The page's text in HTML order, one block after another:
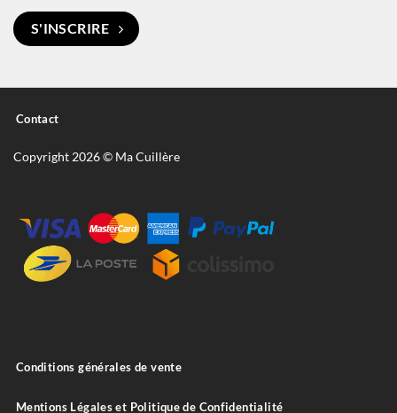
S'INSCRIRE
Contact
Copyright 2026 © Ma Cuillère
Conditions générales de vente
Mentions Légales et Politique de Confidentialité